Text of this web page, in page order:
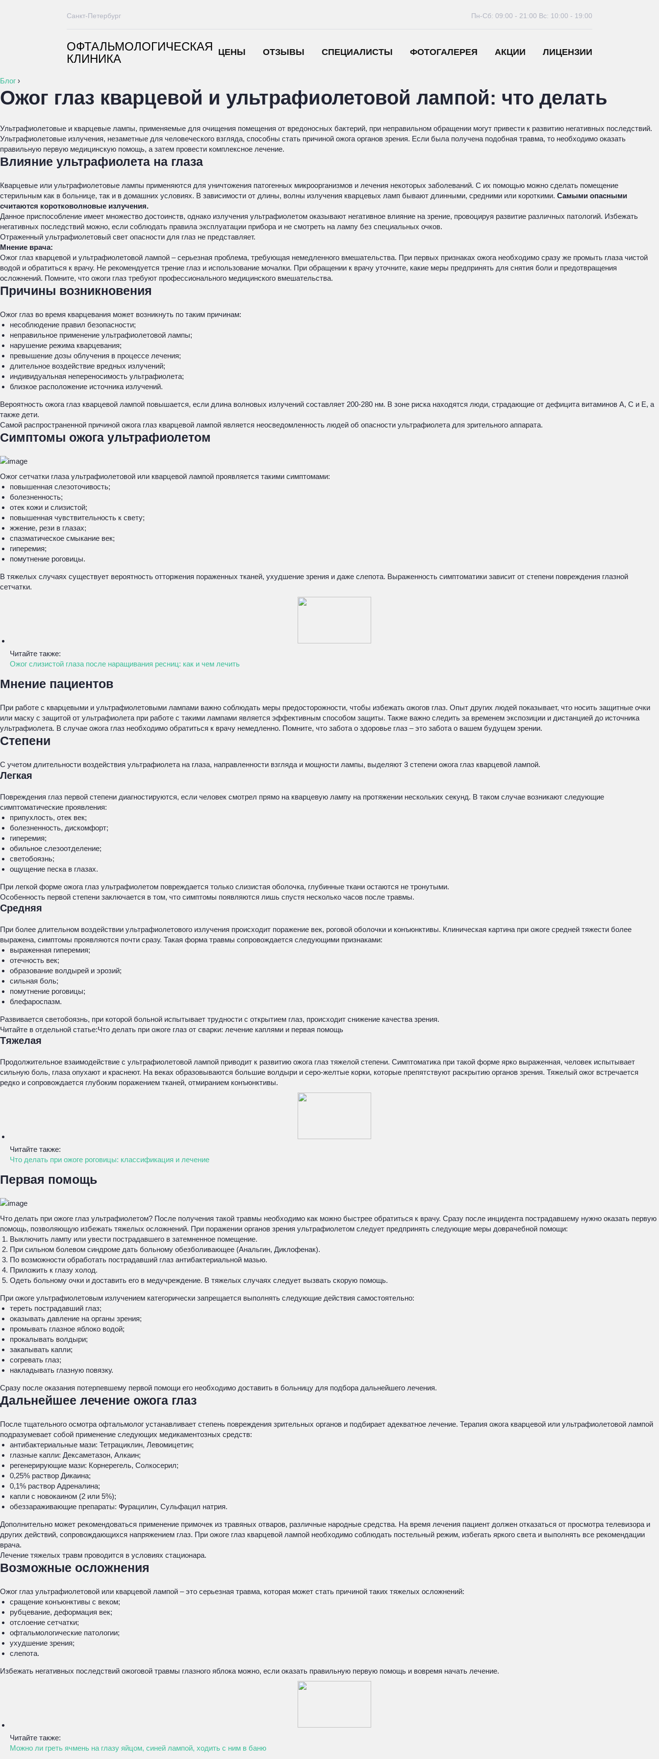
ОФТАЛЬМОЛОГИЧЕСКАЯ
КЛИНИКА
ЦЕНЫ ОТЗЫВЫ СПЕЦИАЛИСТЫ ФОТОГАЛЕРЕЯ АКЦИИ ЛИЦЕНЗИИ
Санкт-Петербург Пн-Сб: 09:00 - 21:00 Вс: 10:00 - 19:00
Блог ›
Ожог глаз кварцевой и ультрафиолетовой лампой: что делать
Ультрафиолетовые и кварцевые лампы, применяемые для очищения помещения от вредоносных бактерий, при неправильном обращении могут привести к развитию негативных последствий.
Ультрафиолетовые излучения, незаметные для человеческого взгляда, способны стать причиной ожога органов зрения. Если была получена подобная травма, то необходимо оказать
правильную первую медицинскую помощь, а затем провести комплексное лечение.
Влияние ультрафиолета на глаза
Кварцевые или ультрафиолетовые лампы применяются для уничтожения патогенных микроорганизмов и лечения некоторых заболеваний. С их помощью можно сделать помещение
стерильным как в больнице, так и в домашних условиях. В зависимости от длины, волны излучения кварцевых ламп бывают длинными, средними или короткими. Самыми опасными
считаются коротковолновые излучения.
Данное приспособление имеет множество достоинств, однако излучения ультрафиолетом оказывают негативное влияние на зрение, провоцируя развитие различных патологий. Избежать
негативных последствий можно, если соблюдать правила эксплуатации прибора и не смотреть на лампу без специальных очков.
Отраженный ультрафиолетовый свет опасности для глаз не представляет.
Мнение врача:
Ожог глаз кварцевой и ультрафиолетовой лампой – серьезная проблема, требующая немедленного вмешательства. При первых признаках ожога необходимо сразу же промыть глаза чистой
водой и обратиться к врачу. Не рекомендуется трение глаз и использование мочалки. При обращении к врачу уточните, какие меры предпринять для снятия боли и предотвращения
осложнений. Помните, что ожоги глаз требуют профессионального медицинского вмешательства.
Причины возникновения
Ожог глаз во время кварцевания может возникнуть по таким причинам:
несоблюдение правил безопасности;
неправильное применение ультрафиолетовой лампы;
нарушение режима кварцевания;
превышение дозы облучения в процессе лечения;
длительное воздействие вредных излучений;
индивидуальная непереносимость ультрафиолета;
близкое расположение источника излучений.
Вероятность ожога глаз кварцевой лампой повышается, если длина волновых излучений составляет 200-280 нм. В зоне риска находятся люди, страдающие от дефицита витаминов А, С и Е, а
также дети.
Самой распространенной причиной ожога глаз кварцевой лампой является неосведомленность людей об опасности ультрафиолета для зрительного аппарата.
Симптомы ожога ультрафиолетом
Ожог сетчатки глаза ультрафиолетовой или кварцевой лампой проявляется такими симптомами:
повышенная слезоточивость;
болезненность;
отек кожи и слизистой;
повышенная чувствительность к свету;
жжение, рези в глазах;
спазматическое смыкание век;
гиперемия;
помутнение роговицы.
В тяжелых случаях существует вероятность отторжения пораженных тканей, ухудшение зрения и даже слепота. Выраженность симптоматики зависит от степени повреждения глазной
сетчатки.
Читайте также:
Ожог слизистой глаза после наращивания ресниц: как и чем лечить
Мнение пациентов
При работе с кварцевыми и ультрафиолетовыми лампами важно соблюдать меры предосторожности, чтобы избежать ожогов глаз. Опыт других людей показывает, что носить защитные очки
или маску с защитой от ультрафиолета при работе с такими лампами является эффективным способом защиты. Также важно следить за временем экспозиции и дистанцией до источника
ультрафиолета. В случае ожога глаз необходимо обратиться к врачу немедленно. Помните, что забота о здоровье глаз – это забота о вашем будущем зрении.
Степени
С учетом длительности воздействия ультрафиолета на глаза, направленности взгляда и мощности лампы, выделяют 3 степени ожога глаз кварцевой лампой.
Легкая
Повреждения глаз первой степени диагностируются, если человек смотрел прямо на кварцевую лампу на протяжении нескольких секунд. В таком случае возникают следующие
симптоматические проявления:
припухлость, отек век;
болезненность, дискомфорт;
гиперемия;
обильное слезоотделение;
светобоязнь;
ощущение песка в глазах.
При легкой форме ожога глаз ультрафиолетом повреждается только слизистая оболочка, глубинные ткани остаются не тронутыми.
Особенность первой степени заключается в том, что симптомы появляются лишь спустя несколько часов после травмы.
Средняя
При более длительном воздействии ультрафиолетового излучения происходит поражение век, роговой оболочки и конъюнктивы. Клиническая картина при ожоге средней тяжести более
выражена, симптомы проявляются почти сразу. Такая форма травмы сопровождается следующими признаками:
выраженная гиперемия;
отечность век;
образование волдырей и эрозий;
сильная боль;
помутнение роговицы;
блефароспазм.
Развивается светобоязнь, при которой больной испытывает трудности с открытием глаз, происходит снижение качества зрения.
Читайте в отдельной статье:Что делать при ожоге глаз от сварки: лечение каплями и первая помощь
Тяжелая
Продолжительное взаимодействие с ультрафиолетовой лампой приводит к развитию ожога глаз тяжелой степени. Симптоматика при такой форме ярко выраженная, человек испытывает
сильную боль, глаза опухают и краснеют. На веках образовываются большие волдыри и серо-желтые корки, которые препятствуют раскрытию органов зрения. Тяжелый ожог встречается
редко и сопровождается глубоким поражением тканей, отмиранием конъюнктивы.
Читайте также:
Что делать при ожоге роговицы: классификация и лечение
Первая помощь
Что делать при ожоге глаз ультрафиолетом? После получения такой травмы необходимо как можно быстрее обратиться к врачу. Сразу после инцидента пострадавшему нужно оказать первую
помощь, позволяющую избежать тяжелых осложнений. При поражении органов зрения ультрафиолетом следует предпринять следующие меры доврачебной помощи:
Выключить лампу или увести пострадавшего в затемненное помещение.
При сильном болевом синдроме дать больному обезболивающее (Анальгин, Диклофенак).
По возможности обработать пострадавший глаз антибактериальной мазью.
Приложить к глазу холод.
Одеть больному очки и доставить его в медучреждение. В тяжелых случаях следует вызвать скорую помощь.
При ожоге ультрафиолетовым излучением категорически запрещается выполнять следующие действия самостоятельно:
тереть пострадавший глаз;
оказывать давление на органы зрения;
промывать глазное яблоко водой;
прокалывать волдыри;
закапывать капли;
согревать глаз;
накладывать глазную повязку.
Сразу после оказания потерпевшему первой помощи его необходимо доставить в больницу для подбора дальнейшего лечения.
Дальнейшее лечение ожога глаз
После тщательного осмотра офтальмолог устанавливает степень повреждения зрительных органов и подбирает адекватное лечение. Терапия ожога кварцевой или ультрафиолетовой лампой
подразумевает собой применение следующих медикаментозных средств:
антибактериальные мази: Тетрациклин, Левомицетин;
глазные капли: Дексаметазон, Алкаин;
регенерирующие мази: Корнерегель, Солкосерил;
0,25% раствор Дикаина;
0,1% раствор Адреналина;
капли с новокаином (2 или 5%);
обеззараживающие препараты: Фурацилин, Сульфацил натрия.
Дополнительно может рекомендоваться применение примочек из травяных отваров, различные народные средства. На время лечения пациент должен отказаться от просмотра телевизора и
других действий, сопровождающихся напряжением глаз. При ожоге глаз кварцевой лампой необходимо соблюдать постельный режим, избегать яркого света и выполнять все рекомендации
врача.
Лечение тяжелых травм проводится в условиях стационара.
Возможные осложнения
Ожог глаз ультрафиолетовой или кварцевой лампой – это серьезная травма, которая может стать причиной таких тяжелых осложнений:
сращение конъюнктивы с веком;
рубцевание, деформация век;
отслоение сетчатки;
офтальмологические патологии;
ухудшение зрения;
слепота.
Избежать негативных последствий ожоговой травмы глазного яблока можно, если оказать правильную первую помощь и вовремя начать лечение.
Читайте также:
Можно ли греть ячмень на глазу яйцом, синей лампой, ходить с ним в баню